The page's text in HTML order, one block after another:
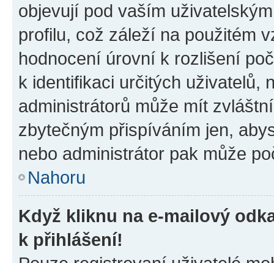
objevují pod vaším
profilu, což záleží na použitém
hodnocení úrovní k rozlišení
k identifikaci určitých uživatelů,
administrátorů může mít
zbytečným přispíváním jen,
nebo administrátor pak může
Nahoru
Když kliknu na e-mailový
k přihlášení!